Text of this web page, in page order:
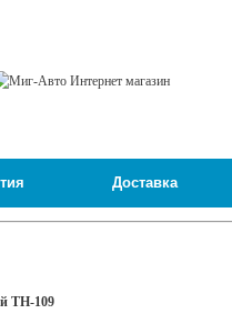
Доставка
ТН-109